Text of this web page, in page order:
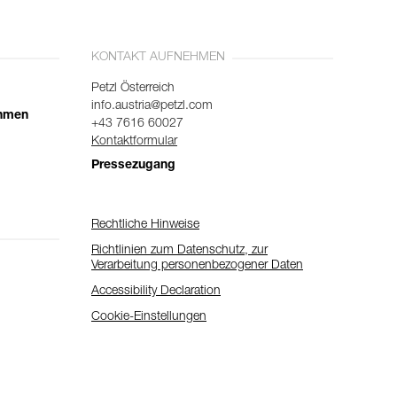
KONTAKT AUFNEHMEN
Petzl Österreich
info.austria@petzl.com
+43 7616 60027
Kontaktformular
Pressezugang
Rechtliche Hinweise
Richtlinien zum Datenschutz, zur
Verarbeitung personenbezogener Daten
Accessibility Declaration
Cookie-Einstellungen